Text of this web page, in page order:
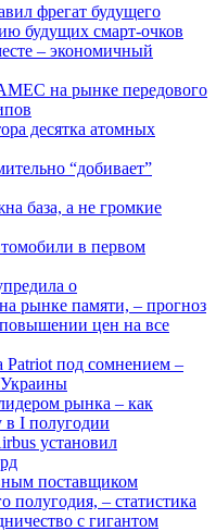
фрегат будущего
будущих смарт-очков
– экономичный
на рынке передового
десятка атомных
“добивает”
база, а не громкие
в первом
о
рынке памяти, – прогноз
цен на все
под сомнением –
Украины
рынка – как
в I полугодии
установил
поставщиком
полугодия, – статистика
с гигантом